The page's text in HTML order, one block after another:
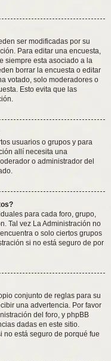
ser modificadas por su
Para editar una encuesta,
siempre esta asociado a la
borrar la encuesta o editar
votado, solo moderadores o
Esto evita que las
usuarios o grupos y para
allí necesita una
o administrador del
para cada foro, grupo,
Tal vez La Administración no
o solo ciertos grupos
si no está seguro de por
conjunto de reglas para su
una advertencia. Por favor
del foro, y phpBB
dadas en este sitio.
no está seguro de porqué fue